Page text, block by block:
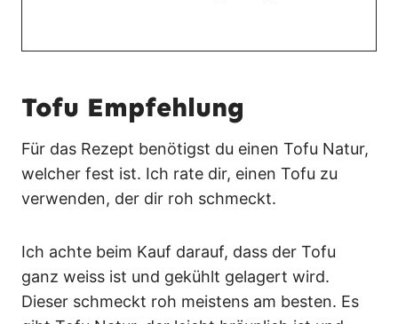
Tofu Empfehlung
Für das Rezept benötigst du einen Tofu Natur,
welcher fest ist. Ich rate dir, einen Tofu zu
verwenden, der dir roh schmeckt.
Ich achte beim Kauf darauf, dass der Tofu
ganz weiss ist und gekühlt gelagert wird.
Dieser schmeckt roh meistens am besten. Es